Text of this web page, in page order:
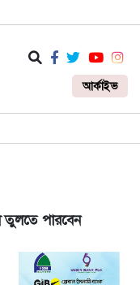
আর্কাইভ
তুলতে পারবেন